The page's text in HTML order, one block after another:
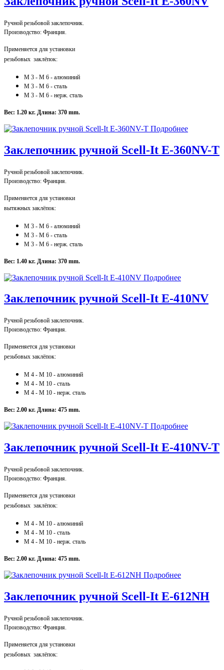
Ручной резьбовой заклепочник.
Производство: Франция.
Применяется для установки
резьбовых заклёпок:
M 3 - M 6 - алюминий
M 3 - M 6 - сталь
M 3 - M 6 - нерж. сталь
Вес: 1.20 кг. Длина: 370 mm.
Подробнее
Заклепочник ручной Scell-It E-360NV-T
Ручной резьбовой заклепочник.
Производство: Франция.
Применяется для установки
вытяжных заклёпок:
M 3 - M 6 - алюминий
M 3 - M 6 - сталь
M 3 - M 6 - нерж. сталь
Вес: 1.40 кг. Длина: 370 mm.
Подробнее
Заклепочник ручной Scell-It E-410NV
Ручной резьбовой заклепочник.
Производство: Франция.
Применяется для установки
резьбовых заклёпок:
M 4 - M 10 - алюминий
M 4 - M 10 - сталь
M 4 - M 10 - нерж. сталь
Вес: 2.00 кг. Длина: 475 mm.
Подробнее
Заклепочник ручной Scell-It E-410NV-T
Ручной резьбовой заклепочник.
Производство: Франция.
Применяется для установки
резьбовых заклёпок:
M 4 - M 10 - алюминий
M 4 - M 10 - сталь
M 4 - M 10 - нерж. сталь
Вес: 2.00 кг. Длина: 475 mm.
Подробнее
Заклепочник ручной Scell-It E-612NH
Ручной резьбовой заклепочник.
Производство: Франция.
Применяется для установки
резьбовых заклёпок: